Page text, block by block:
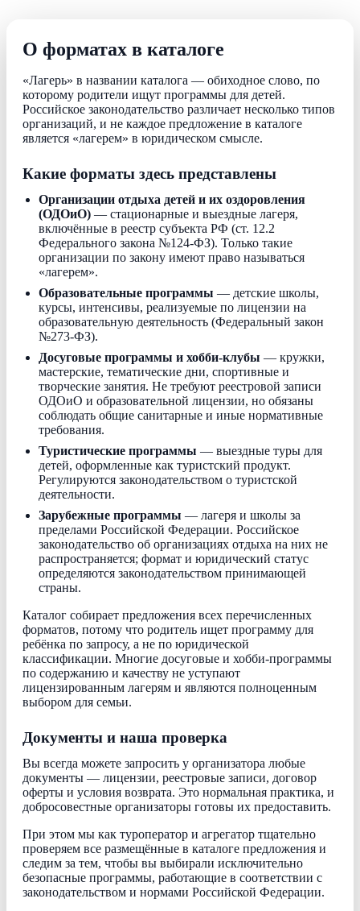
О форматах в каталоге
«Лагерь» в названии каталога — обиходное слово, по
которому родители ищут программы для детей.
Российское законодательство различает несколько типов
организаций, и не каждое предложение в каталоге
является «лагерем» в юридическом смысле.
Какие форматы здесь представлены
Организации отдыха детей и их оздоровления
(ОДОиО) — стационарные и выездные лагеря,
включённые в реестр субъекта РФ (ст. 12.2
Федерального закона №124-ФЗ). Только такие
организации по закону имеют право называться
«лагерем».
Образовательные программы — детские школы,
курсы, интенсивы, реализуемые по лицензии на
образовательную деятельность (Федеральный закон
№273-ФЗ).
Досуговые программы и хобби-клубы — кружки,
мастерские, тематические дни, спортивные и
творческие занятия. Не требуют реестровой записи
ОДОиО и образовательной лицензии, но обязаны
соблюдать общие санитарные и иные нормативные
требования.
Туристические программы — выездные туры для
детей, оформленные как туристский продукт.
Регулируются законодательством о туристской
деятельности.
Зарубежные программы — лагеря и школы за
пределами Российской Федерации. Российское
законодательство об организациях отдыха на них не
распространяется; формат и юридический статус
определяются законодательством принимающей
страны.
Каталог собирает предложения всех перечисленных
форматов, потому что родитель ищет программу для
ребёнка по запросу, а не по юридической
классификации. Многие досуговые и хобби-программы
по содержанию и качеству не уступают
лицензированным лагерям и являются полноценным
выбором для семьи.
Документы и наша проверка
Вы всегда можете запросить у организатора любые
документы — лицензии, реестровые записи, договор
оферты и условия возврата. Это нормальная практика, и
добросовестные организаторы готовы их предоставить.
При этом мы как туроператор и агрегатор тщательно
проверяем все размещённые в каталоге предложения и
следим за тем, чтобы вы выбирали исключительно
безопасные программы, работающие в соответствии с
законодательством и нормами Российской Федерации.